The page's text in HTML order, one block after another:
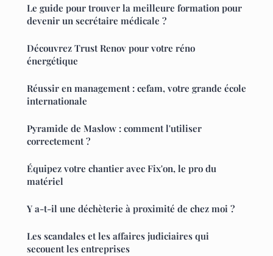
Le guide pour trouver la meilleure formation pour
devenir un secrétaire médicale ?
Découvrez Trust Renov pour votre réno
énergétique
Réussir en management : cefam, votre grande école
internationale
Pyramide de Maslow : comment l'utiliser
correctement ?
Équipez votre chantier avec Fix'on, le pro du
matériel
Y a-t-il une déchèterie à proximité de chez moi ?
Les scandales et les affaires judiciaires qui
secouent les entreprises